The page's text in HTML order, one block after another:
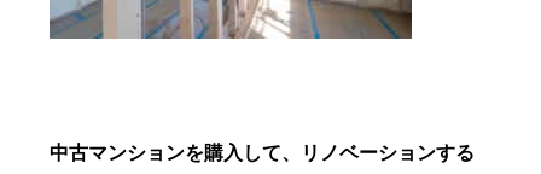
中古マンションを購入して、リノベーションする